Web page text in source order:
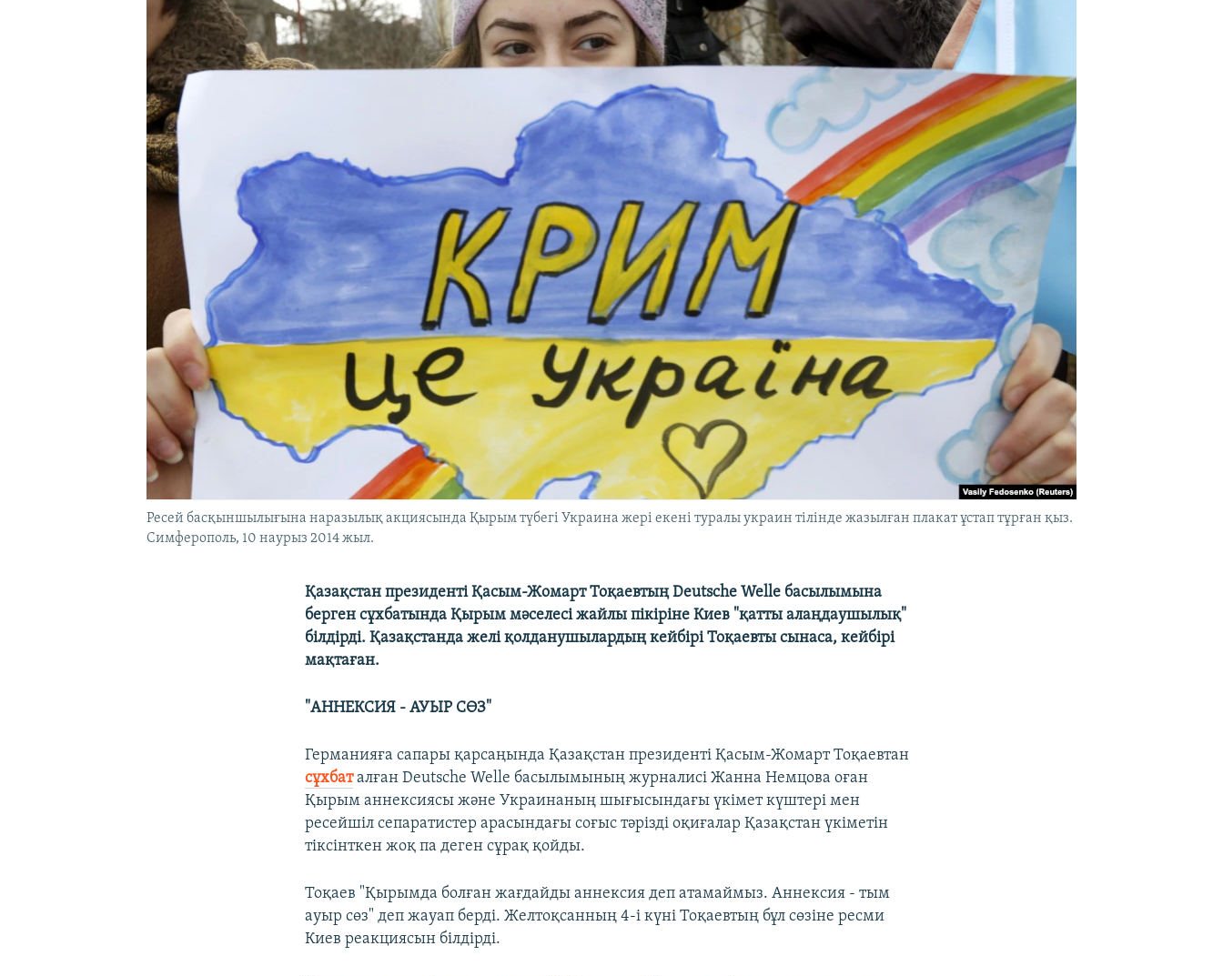
Ресей басқыншылығына наразылық акциясында Қырым түбегі Украина жері екені туралы украин тілінде жазылған плакат ұстап тұрған қыз.
Симферополь, 10 наурыз 2014 жыл.
Қазақстан президенті Қасым-Жомарт Тоқаевтың Deutsche Welle басылымына
берген сұхбатында Қырым мәселесі жайлы пікіріне Киев "қатты алаңдаушылық"
білдірді. Қазақстанда желі қолданушылардың кейбірі Тоқаевты сынаса, кейбірі
мақтаған.
"АННЕКСИЯ - АУЫР СӨЗ"
Германияға сапары қарсаңында Қазақстан президенті Қасым-Жомарт Тоқаевтан
сұхбаталған Deutsche Welle басылымының журналисі Жанна Немцова оған
Қырым аннексиясы және Украинаның шығысындағы үкімет күштері мен
ресейшіл сепаратистер арасындағы соғыс тәрізді оқиғалар Қазақстан үкіметін
тіксінткен жоқ па деген сұрақ қойды.
Тоқаев "Қырымда болған жағдайды аннексия деп атамаймыз. Аннексия - тым
ауыр сөз" деп жауап берді. Желтоқсанның 4-і күні Тоқаевтың бұл сөзіне ресми
Киев реакциясын білдірді.